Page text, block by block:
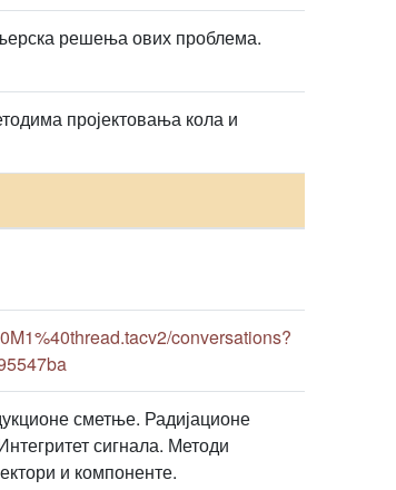
решења ових проблема.
пројектовања кола и
conversations?
сметње. Радијационе
сигнала. Методи
и компоненте.